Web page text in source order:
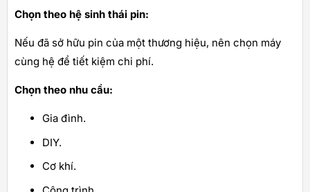
Chọn theo hệ sinh thái pin:
Nếu đã sở hữu pin của một thương hiệu, nên chọn máy
cùng hệ để tiết kiệm chi phí.
Chọn theo nhu cầu:
Gia đình.
DIY.
Cơ khí.